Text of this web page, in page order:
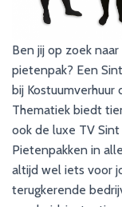
Ben jij op zoek
pietenpak? Een
bij Kostuumverhuur
Thematiek biedt
ook de luxe TV Sint
Pietenpakken in
altijd wel iets voor
terugkerende